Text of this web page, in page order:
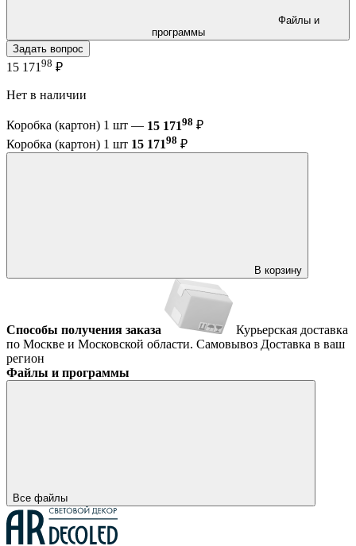
программы
Задать вопрос
15 171 98 ₽
Нет в наличии
Коробка (картон) 1 шт — 15 17198 ₽
Коробка (картон) 1 шт 15 17198 ₽
В корзину
Способы получения заказа
Курьерская доставка
по Москве и Московской области. Самовывоз Доставка в ваш
регион
Файлы и программы
Все файлы